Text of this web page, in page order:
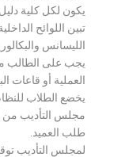
يكون لكل كلية
تبين اللوائح
الليسانس
يجب على الطالب
العملية أو قاعات
يخضع الطلاب
مجلس التأديب من
طلب العميد.
لمجلس التأديب